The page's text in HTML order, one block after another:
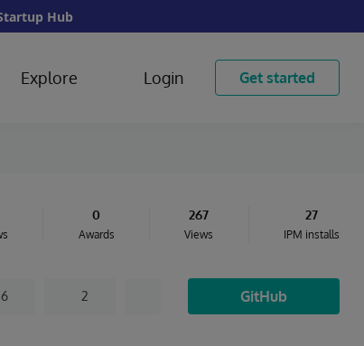
Hub
Explore Login Get started
0
Awards
267
Views
27
IPM installs
6 2 GitHub